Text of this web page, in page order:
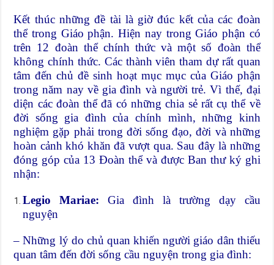
Kết thúc những đề tài là giờ đúc kết của các đoàn
thể trong Giáo phận. Hiện nay trong Giáo phận có
trên 12 đoàn thể chính thức và một số đoàn thể
không chính thức. Các thành viên tham dự rất quan
tâm đến chủ đề sinh hoạt mục mục của Giáo phận
trong năm nay về gia đình và người trẻ. Vì thế, đại
diện các đoàn thể đã có những chia sẻ rất cụ thể về
đời sống gia đình của chính mình, những kinh
nghiệm gặp phải trong đời sống đạo, đời và những
hoàn cảnh khó khăn đã vượt qua. Sau đây là những
đóng góp của 13 Đoàn thể và được Ban thư ký ghi
nhận:
Legio Mariae:Gia đình là trường dạy cầu
nguyện
– Những lý do chủ quan khiến người giáo dân thiếu
quan tâm đến đời sống cầu nguyện trong gia đình: